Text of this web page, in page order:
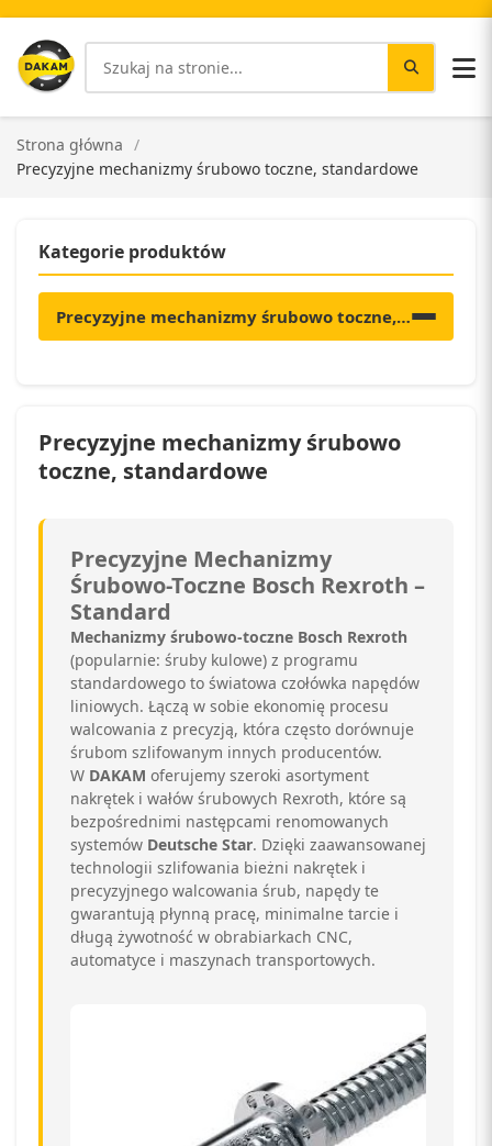
Strona główna
Precyzyjne mechanizmy śrubowo toczne, standardowe
Kategorie produktów
Precyzyjne mechanizmy śrubowo toczne,
Precyzyjne mechanizmy śrubowo
toczne, standardowe
Precyzyjne Mechanizmy
Śrubowo-Toczne Bosch Rexroth –
Standard
Mechanizmy śrubowo-toczne Bosch Rexroth
(popularnie: śruby kulowe) z programu
standardowego to światowa czołówka napędów
liniowych. Łączą w sobie ekonomię procesu
walcowania z precyzją, która często dorównuje
śrubom szlifowanym innych producentów.
W DAKAM oferujemy szeroki asortyment
nakrętek i wałów śrubowych Rexroth, które są
bezpośrednimi następcami renomowanych
systemów Deutsche Star. Dzięki zaawansowanej
technologii szlifowania bieżni nakrętek i
precyzyjnego walcowania śrub, napędy te
gwarantują płynną pracę, minimalne tarcie i
długą żywotność w obrabiarkach CNC,
automatyce i maszynach transportowych.